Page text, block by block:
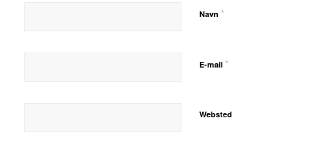
Navn *
E-mail *
Websted